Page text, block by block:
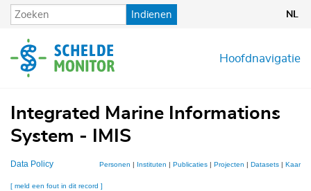
Overslaan
en
de
inhoud
Indienen NL
Hoofdnavigatie
Integrated Marine Informations
System - IMIS
Data Policy Personen | Instituten | Publicaties| Projecten | Datasets| Kaarten
[ meld een fout in dit record ]